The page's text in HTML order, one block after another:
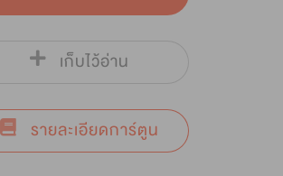
เก็บไว้อ่าน
รายละเอียดการ์ตูน